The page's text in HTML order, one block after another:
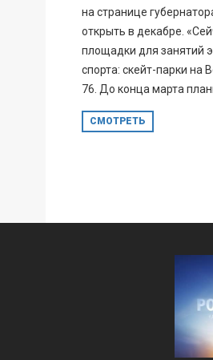
на странице
открыть в декабре.
площадки для занятий
спорта: скейт-парки на
76. До конца марта
СМОТРЕТЬ